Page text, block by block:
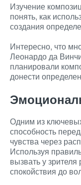
Изучение
понять, как
создания
Интересно, что
Леонардо да
планировали
донести
Одним из
способность
чувства через
Используя
вызвать у
спокойствия до